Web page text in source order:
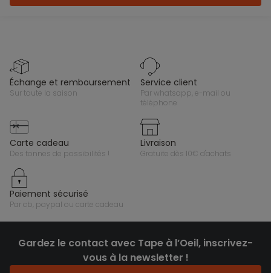
échange et remboursement
sur toute la saison
service client
par whatsapp, e-mail ou
téléphone
carte cadeau
des tonnes de possibilités !
livraison
gratuite dès 10€ d'achats
paiement sécurisé
par cb, paypal ou carte cadeau
Gardez le contact avec Tape à l’Oeil, inscrivez-
vous à la newsletter !